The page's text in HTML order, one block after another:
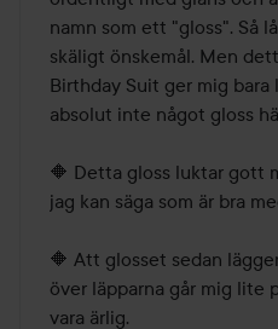
namn som ett "gloss". Så
skäligt önskemål. Men
Birthday Suit ger mig
absolut inte något gloss
🔶 Detta gloss luktar gott
jag kan säga som är bra
🔶 Att glosset sedan
över läpparna går mig lite
vara ärlig.